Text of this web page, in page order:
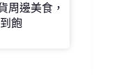
周邊美食，
飽